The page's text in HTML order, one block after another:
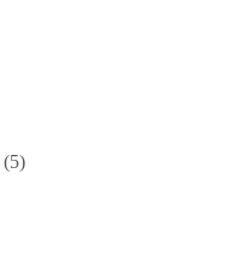
(5)